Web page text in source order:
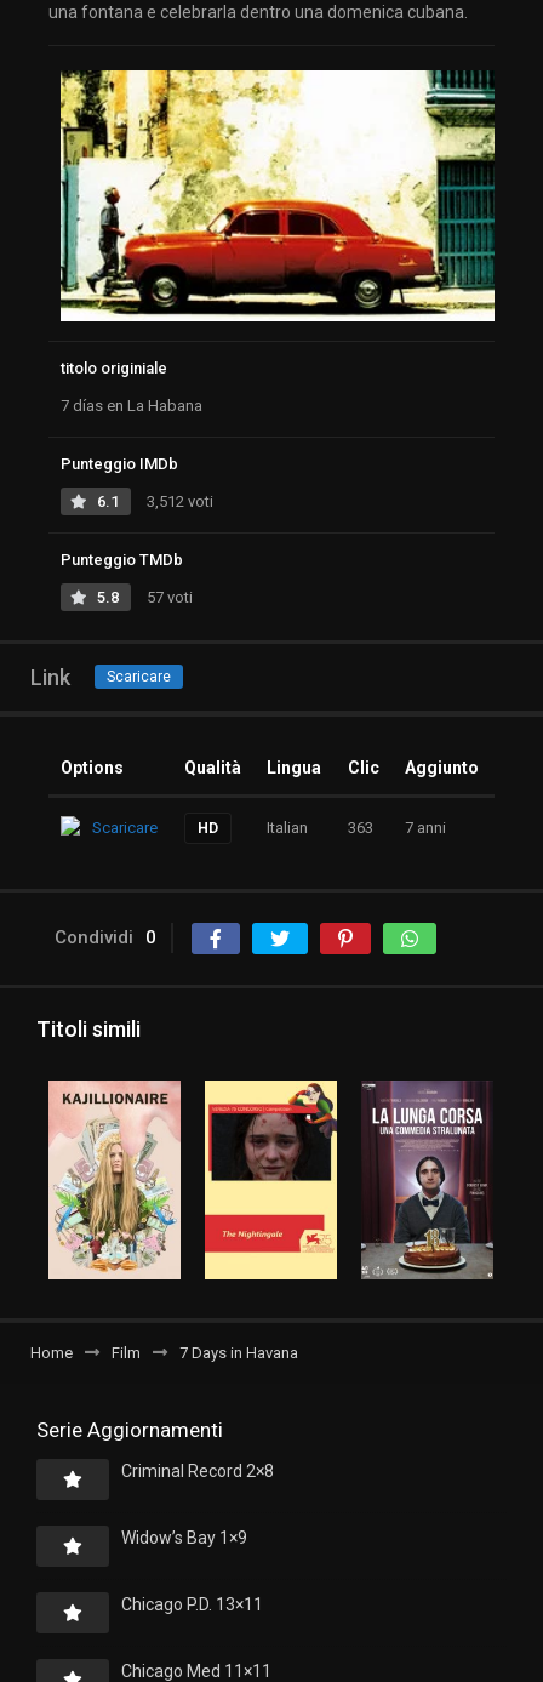
una fontana e celebrarla dentro una domenica cubana.
titolo originiale
7 días en La Habana
Punteggio IMDb
6.1 3,512 voti
Punteggio TMDb
5.8 57 voti
Link Scaricare
Options Qualità Lingua Clic Aggiunto
Scaricare HD Italian 363 7 anni
Condividi 0
Titoli simili
Home Film 7 Days in Havana
Serie Aggiornamenti
Criminal Record 2×8
Widow’s Bay 1×9
Chicago P.D. 13×11
Chicago Med 11×11